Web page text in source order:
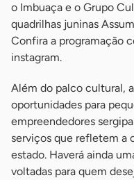
o Imbuaça e o Grupo
quadrilhas juninas
Confira a programação
instagram.
Além do palco cultural,
oportunidades para
empreendedores
serviços que refletem a
estado. Haverá ainda
voltadas para quem